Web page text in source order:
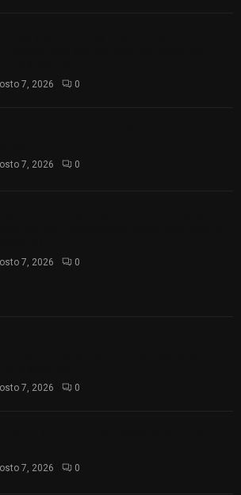
7, 2026 0
7, 2026 0
7, 2026 0
7, 2026 0
7, 2026 0